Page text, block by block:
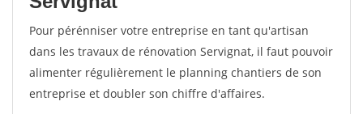
Pour pérénniser votre entreprise en tant qu'artisan
dans les travaux de rénovation Servignat, il faut pouvoir
alimenter régulièrement le planning chantiers de son
entreprise et doubler son chiffre d'affaires.